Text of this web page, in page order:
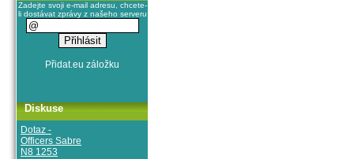
Zadejte svoji e-mail adresu, chcete-
li dostávat zprávy z našeho serveru
Diskuse
Dotaz -
Officers Sabre
N8 1253